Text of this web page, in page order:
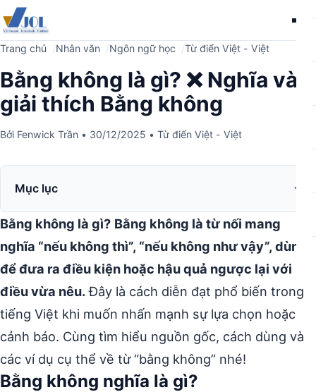
Trang chủ Nhân văn Ngôn ngữ học Từ điển Việt - Việt
Bằng không là gì? ❌ Nghĩa và
giải thích Bằng không
Bởi Fenwick Trần • 30/12/2025 • Từ điển Việt - Việt
Mục lục
Bằng không là gì? Bằng không là từ nối mang
nghĩa “nếu không thì”, “nếu không như vậy”, dùng
để đưa ra điều kiện hoặc hậu quả ngược lại với
điều vừa nêu.Đây là cách diễn đạt phổ biến trong
tiếng Việt khi muốn nhấn mạnh sự lựa chọn hoặc
cảnh báo. Cùng tìm hiểu nguồn gốc, cách dùng và
các ví dụ cụ thể về từ “bằng không” nhé!
Bằng không nghĩa là gì?